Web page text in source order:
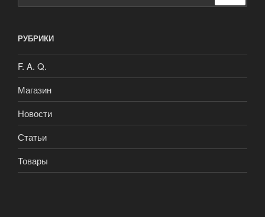
РУБРИКИ
F. A. Q.
Магазин
Новости
Статьи
Товары